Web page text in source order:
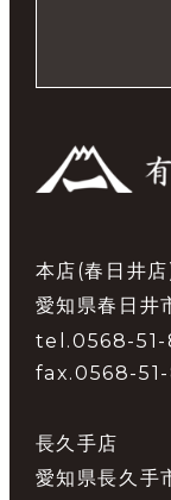
本店(春日井店
愛知県春日井
tel.0568-51-
fax.0568-
長久手店
愛知県長久手